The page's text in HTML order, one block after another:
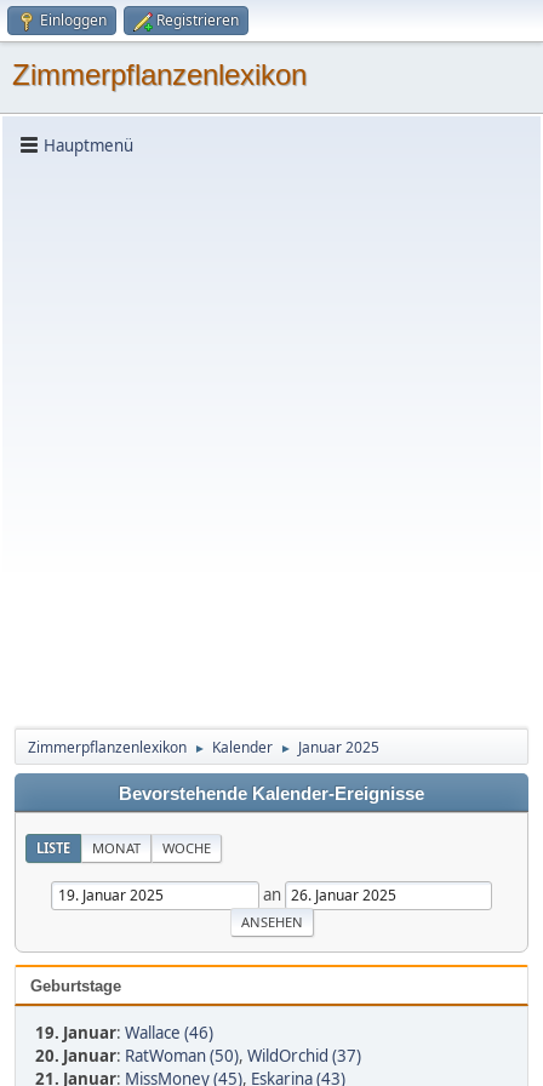
Einloggen Registrieren
Zimmerpflanzenlexikon
Hauptmenü
Zimmerpflanzenlexikon ► Kalender ► Januar 2025
Bevorstehende Kalender-Ereignisse
LISTE MONAT WOCHE
an
Geburtstage
19. Januar: Wallace (46)
20. Januar: RatWoman (50), WildOrchid (37)
21. Januar: MissMoney (45), Eskarina (43)